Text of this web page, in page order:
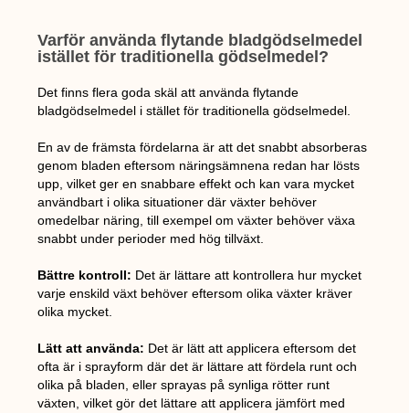
Varför använda flytande bladgödselmedel
istället för traditionella gödselmedel?
Det finns flera goda skäl att använda flytande
bladgödselmedel i stället för traditionella gödselmedel.
En av de främsta fördelarna är att det snabbt absorberas
genom bladen eftersom näringsämnena redan har lösts
upp, vilket ger en snabbare effekt och kan vara mycket
användbart i olika situationer där växter behöver
omedelbar näring, till exempel om växter behöver växa
snabbt under perioder med hög tillväxt.
Bättre kontroll: Det är lättare att kontrollera hur mycket
varje enskild växt behöver eftersom olika växter kräver
olika mycket.
Lätt att använda: Det är lätt att applicera eftersom det
ofta är i sprayform där det är lättare att fördela runt och
olika på bladen, eller sprayas på synliga rötter runt
växten, vilket gör det lättare att applicera jämfört med